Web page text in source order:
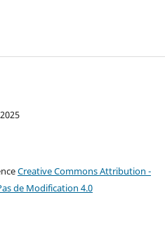
Creative Commons Attribution -
de Modification 4.0